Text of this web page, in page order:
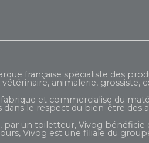
française spécialiste des
vétérinaire, animalerie,
et commercialise du
dans le respect du bien-être des
par un toiletteur, Vivog bénéficie
Vivog est une filiale du